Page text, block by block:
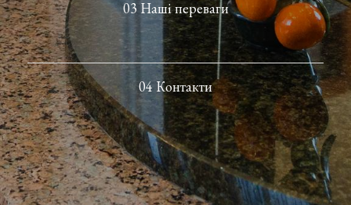
03 Наші переваги
04 Контакти